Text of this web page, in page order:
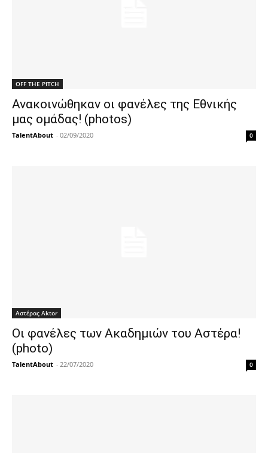
OFF THE PITCH
Ανακοινώθηκαν οι φανέλες της Εθνικής
μας ομάδας! (photos)
TalentAbout - 02/09/2020 0
Αστέρας Aktor
Οι φανέλες των Ακαδημιών του Αστέρα!
(photo)
TalentAbout - 22/07/2020 0